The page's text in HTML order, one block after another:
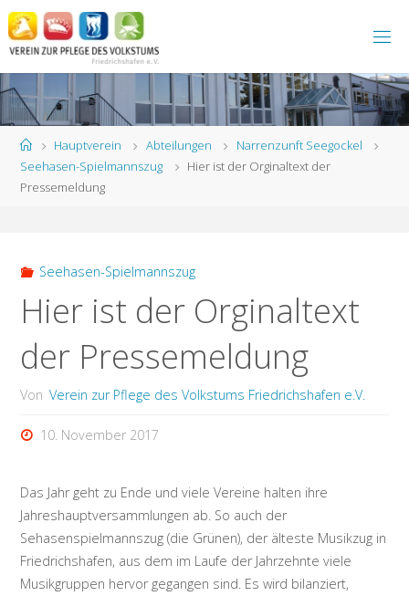
Zum
Inhalt
springen
StartHauptverein Abteilungen
Narrenzunft Seegockel
Seehasen-Spielmannszug
Hier ist der Orginaltext der
Pressemeldung
Seehasen-Spielmannszug
Hier ist der Orginaltext
der Pressemeldung
Von Verein zur Pflege des Volkstums Friedrichshafen e.V.
10. November 2017
Das Jahr geht zu Ende und viele Vereine halten ihre
Jahreshauptversammlungen ab. So auch der
Sehasenspielmannszug (die Grünen), der älteste Musikzug in
Friedrichshafen, aus dem im Laufe der Jahrzehnte viele
Musikgruppen hervor gegangen sind. Es wird bilanziert,